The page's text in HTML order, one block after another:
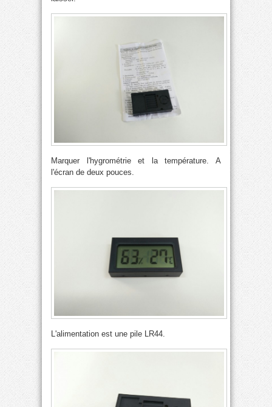
Marquer l'hygrométrie et la température. A
l'écran de deux pouces.
L'alimentation est une pile LR44.